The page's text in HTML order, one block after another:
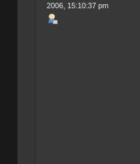
2006, 15:10:37 pm